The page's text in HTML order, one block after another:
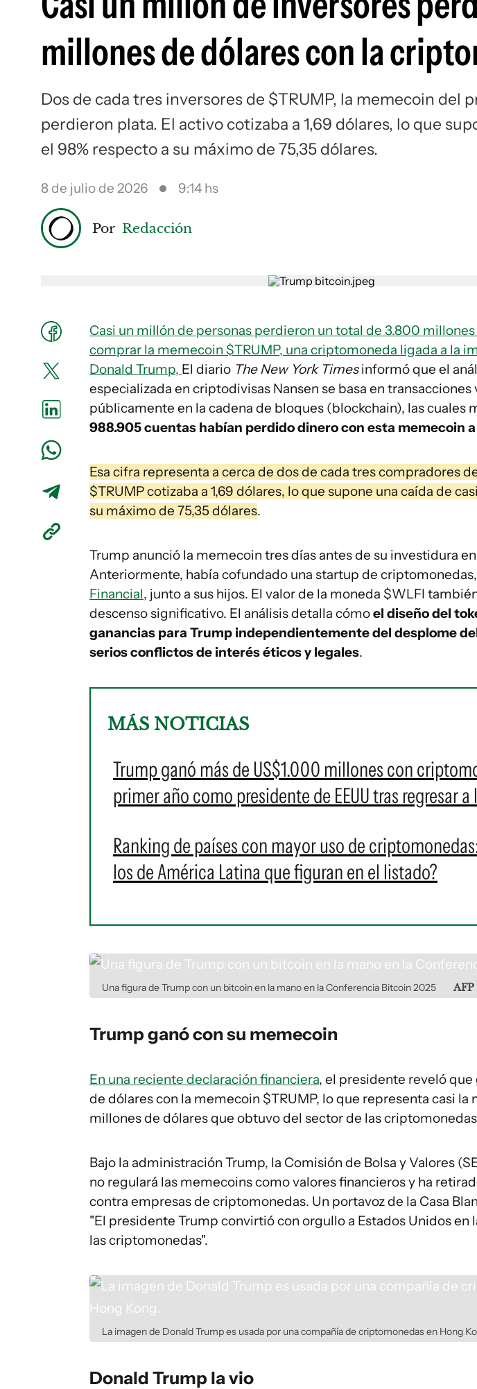
millones de dólares con la
Dos de cada tres inversores de $TRUMP, la memecoin del
perdieron plata. El activo cotizaba a 1,69 dólares, lo que
el 98% respecto a su máximo de 75,35 dólares.
8 de julio de 2026 9:14 hs
Por Redacción
Casi un millón de personas perdieron un total de 3.800
comprar la memecoin $TRUMP, una criptomoneda ligada a la
Donald Trump, El diario The New York Timesinformó que el
especializada en criptodivisas Nansen se basa en transacciones
públicamente en la cadena de bloques (blockchain), las cuales
988.905 cuentas habían perdido dinero con esta memecoin
Esa cifra representa a cerca de dos de cada tres compradores
$TRUMP cotizaba a 1,69 dólares, lo que supone una caída de
su máximo de 75,35 dólares.
Trump anunció la memecoin tres días antes de su investidura
Anteriormente, había cofundado una startup de criptomonedas,
Financial, junto a sus hijos. El valor de la moneda $WLFI
descenso significativo. El análisis detalla cómoel diseño del
ganancias para Trump independientemente del desplome
serios conflictos de interés éticos y legales.
MÁS NOTICIAS
Trump ganó más de US$1.000 millones con
primer año como presidente de EEUU tras regresar a
Ranking de países con mayor uso de
los de América Latina que figuran en el listado?
Una figura de Trump con un bitcoin en la mano en la Conferencia Bitcoin 2025 AFP
Trump ganó con su memecoin
En una reciente declaración financiera, el presidente reveló
de dólares con la memecoin $TRUMP, lo que representa casi la
millones de dólares que obtuvo del sector de las
Bajo la administración Trump, la Comisión de Bolsa y Valores
no regulará las memecoins como valores financieros y ha
contra empresas de criptomonedas. Un portavoz de la Casa
"El presidente Trump convirtió con orgullo a Estados Unidos en
las criptomonedas".
La imagen de Donald Trump es usada por una compañía de criptomonedas en Hong
Donald Trump la vio